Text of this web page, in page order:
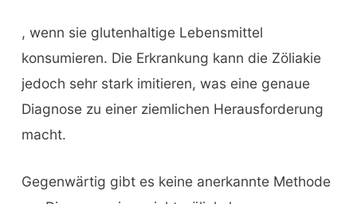
, wenn sie glutenhaltige Lebensmittel
konsumieren. Die Erkrankung kann die Zöliakie
jedoch sehr stark imitieren, was eine genaue
Diagnose zu einer ziemlichen Herausforderung
macht.
Gegenwärtig gibt es keine anerkannte Methode